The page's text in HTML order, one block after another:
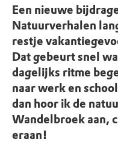
Een nieuwe
Natuurverhalen
restje
Dat gebeurt snel
dagelijks ritme
naar werk en
dan hoor ik de
Wandelbroek aan,
eraan!